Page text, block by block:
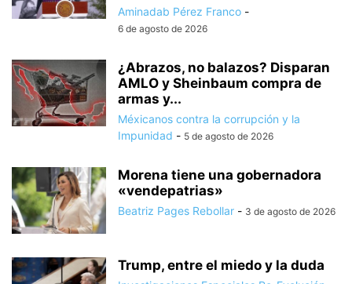
Aminadab Pérez Franco -
6 de agosto de 2026
¿Abrazos, no balazos? Disparan
AMLO y Sheinbaum compra de
armas y...
Méxicanos contra la corrupción y la
Impunidad - 5 de agosto de 2026
Morena tiene una gobernadora
«vendepatrias»
Beatriz Pages Rebollar - 3 de agosto de 2026
Trump, entre el miedo y la duda